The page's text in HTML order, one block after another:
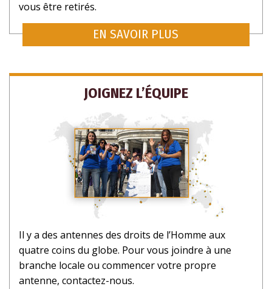
vous être retirés.
EN SAVOIR PLUS
JOIGNEZ L’ÉQUIPE
Il y a des antennes des droits de l’Homme aux
quatre coins du globe. Pour vous joindre à une
branche locale ou commencer votre propre
antenne, contactez-nous.